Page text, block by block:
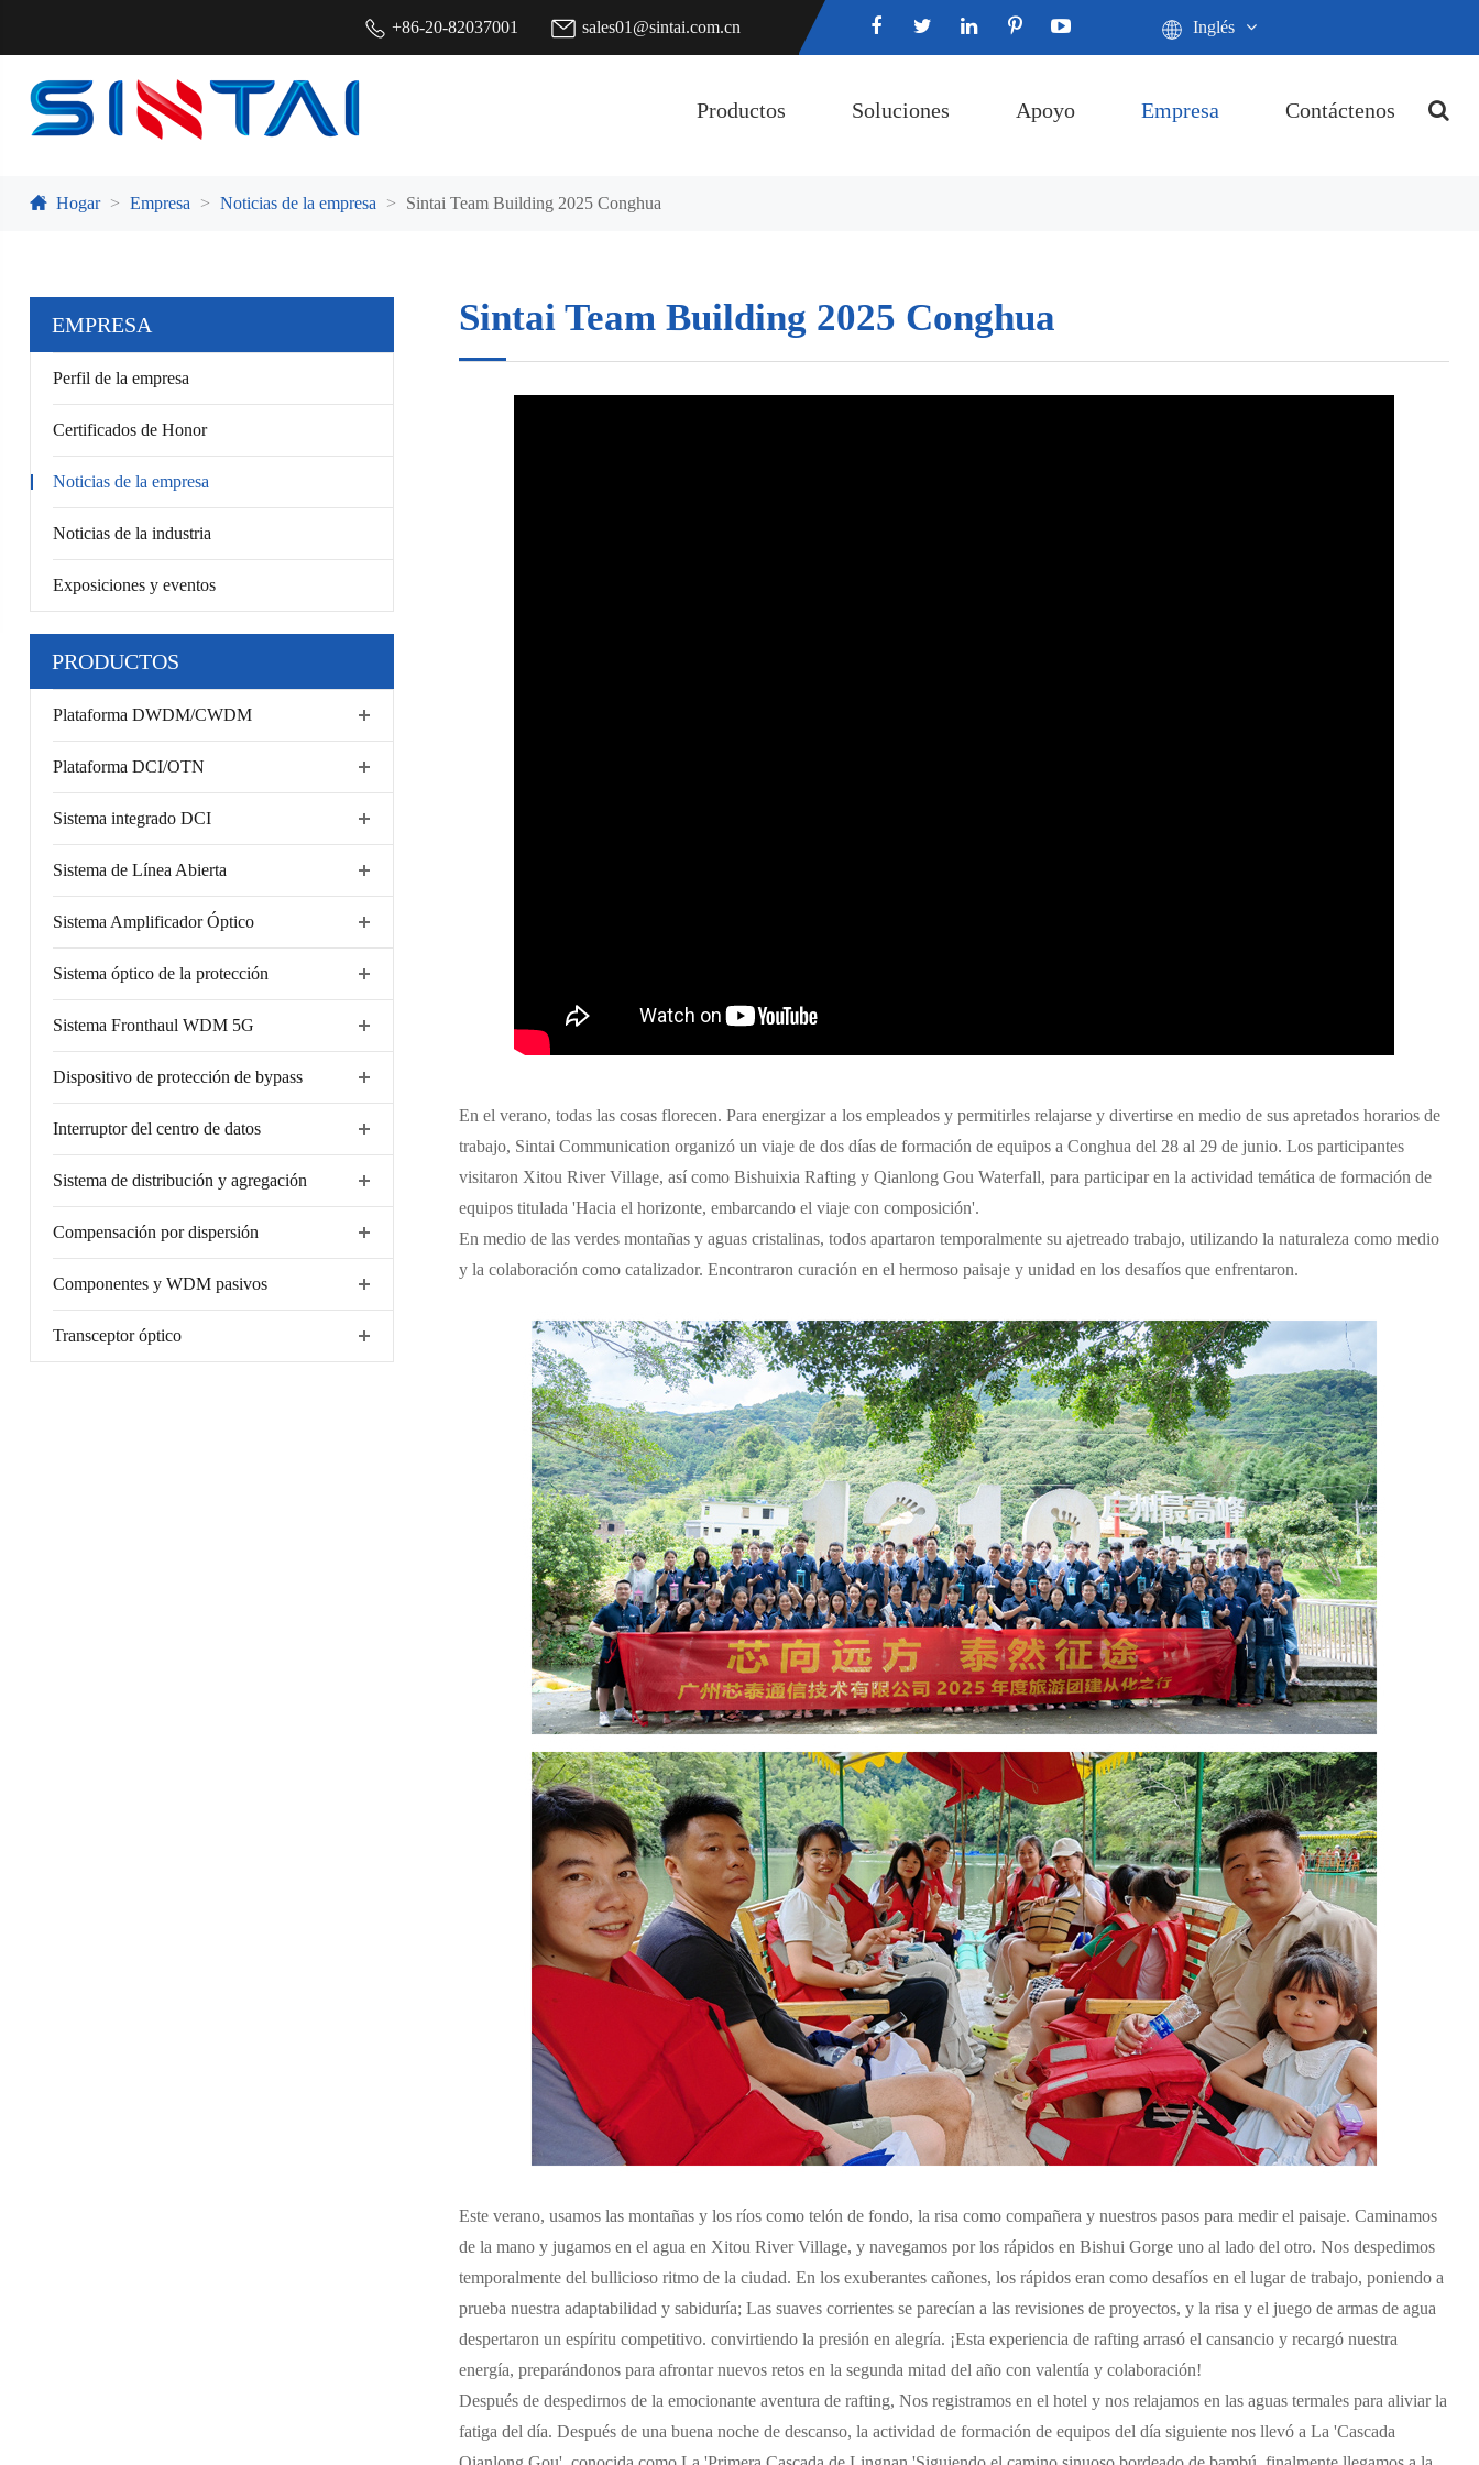
+86-20-82037001 sales01@sintai.com.cn Inglés
Productos Soluciones Apoyo Empresa Contáctenos
Hogar Empresa Noticias de la empresa Sintai Team Building 2025 Conghua
EMPRESA
Perfil de la empresa
Certificados de Honor
Noticias de la empresa
Noticias de la industria
Exposiciones y eventos
PRODUCTOS
Plataforma DWDM/CWDM
Plataforma DCI/OTN
Sistema integrado DCI
Sistema de Línea Abierta
Sistema Amplificador Óptico
Sistema óptico de la protección
Sistema Fronthaul WDM 5G
Dispositivo de protección de bypass
Interruptor del centro de datos
Sistema de distribución y agregación
Compensación por dispersión
Componentes y WDM pasivos
Transceptor óptico
Sintai Team Building 2025 Conghua
En el verano, todas las cosas florecen. Para energizar a los empleados y permitirles relajarse y divertirse en medio de sus apretados horarios de
trabajo, Sintai Communication organizó un viaje de dos días de formación de equipos a Conghua del 28 al 29 de junio. Los participantes
visitaron Xitou River Village, así como Bishuixia Rafting y Qianlong Gou Waterfall, para participar en la actividad temática de formación de
equipos titulada 'Hacia el horizonte, embarcando el viaje con composición'.
En medio de las verdes montañas y aguas cristalinas, todos apartaron temporalmente su ajetreado trabajo, utilizando la naturaleza como medio
y la colaboración como catalizador. Encontraron curación en el hermoso paisaje y unidad en los desafíos que enfrentaron.
Este verano, usamos las montañas y los ríos como telón de fondo, la risa como compañera y nuestros pasos para medir el paisaje. Caminamos
de la mano y jugamos en el agua en Xitou River Village, y navegamos por los rápidos en Bishui Gorge uno al lado del otro. Nos despedimos
temporalmente del bullicioso ritmo de la ciudad. En los exuberantes cañones, los rápidos eran como desafíos en el lugar de trabajo, poniendo a
prueba nuestra adaptabilidad y sabiduría; Las suaves corrientes se parecían a las revisiones de proyectos, y la risa y el juego de armas de agua
despertaron un espíritu competitivo. convirtiendo la presión en alegría. ¡Esta experiencia de rafting arrasó el cansancio y recargó nuestra
energía, preparándonos para afrontar nuevos retos en la segunda mitad del año con valentía y colaboración!
Después de despedirnos de la emocionante aventura de rafting, Nos registramos en el hotel y nos relajamos en las aguas termales para aliviar la
fatiga del día. Después de una buena noche de descanso, la actividad de formación de equipos del día siguiente nos llevó a La 'Cascada